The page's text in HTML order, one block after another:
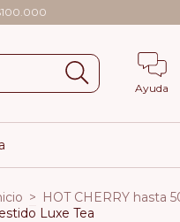
Ayuda
> HOT CHERRY hasta
Luxe Tea